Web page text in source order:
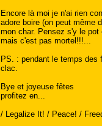
Encore là moi je n'ai rien
adore boire (on peut même
mon char. Pensez s'y le
mais c'est pas mortel!!!...
PS. : pendant le temps des
clac.
Bye et joyeuse fêtes
profitez en...
/ Legalize It! / Peace! /